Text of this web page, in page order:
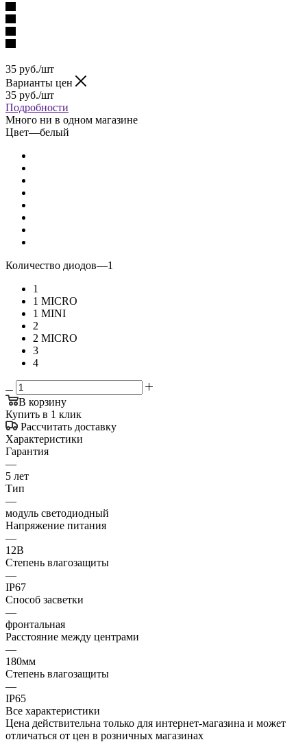
35 руб./шт
Варианты цен
35 руб./шт
Подробности
Много ни в одном магазине
Цвет—белый
Количество диодов—1
1
1 MICRO
1 MINI
2
2 MICRO
3
4
В корзину
Купить в 1 клик
Рассчитать доставку
Характеристики
Гарантия
—
5 лет
Тип
—
модуль светодиодный
Напряжение питания
—
12В
Степень влагозащиты
—
IP67
Способ засветки
—
фронтальная
Расстояние между центрами
—
180мм
Степень влагозащиты
—
IP65
Все характеристики
Цена действительна только для интернет-магазина и может
отличаться от цен в розничных магазинах